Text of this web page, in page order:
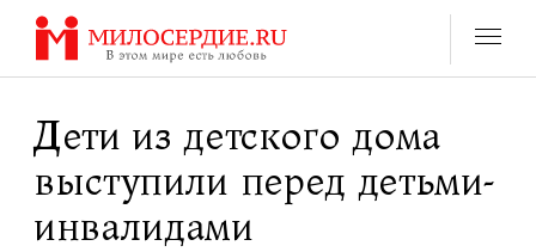
Перейти
содержанию
Дети из детского дома
выступили перед детьми-
инвалидами